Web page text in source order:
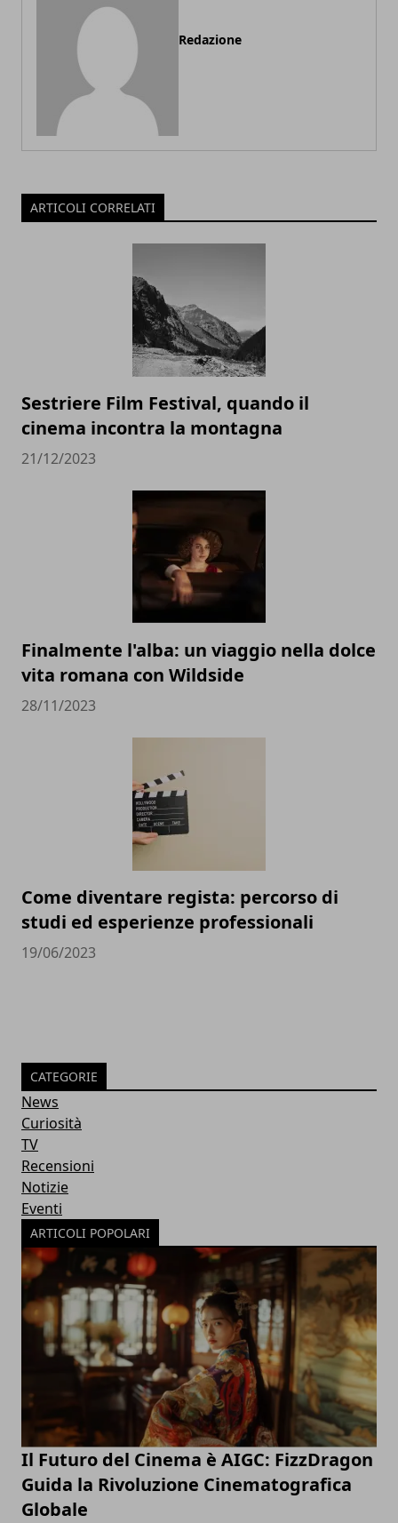
Redazione
ARTICOLI CORRELATI
Sestriere Film Festival, quando il
cinema incontra la montagna
21/12/2023
Finalmente l'alba: un viaggio nella dolce
vita romana con Wildside
28/11/2023
Come diventare regista: percorso di
studi ed esperienze professionali
19/06/2023
CATEGORIE
News
Curiosità
TV
Recensioni
Notizie
Eventi
ARTICOLI POPOLARI
Il Futuro del Cinema è AIGC: FizzDragon
Guida la Rivoluzione Cinematografica
Globale